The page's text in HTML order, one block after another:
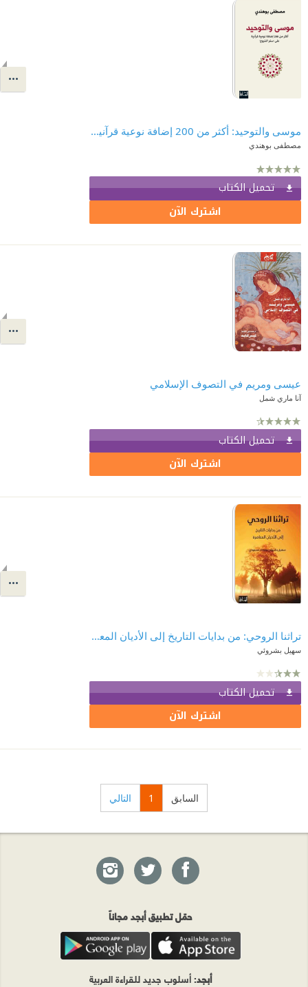
موسى والتوحيد: أكثر من 200 إضافة نوعية قرآنية على "سفر الخروج"
مصطفى بوهندي
تحميل الكتاب
اشترك الآن
عيسى ومريم في التصوف الإسلامي
آنا ماري شمل
تحميل الكتاب
اشترك الآن
تراثنا الروحي: من بدايات التاريخ إلى الأديان المعاصرة
سهيل بشروئي
تحميل الكتاب
اشترك الآن
السابق 1 التالي
حمّل تطبيق أبجد مجاناً
أبجد: أسلوب جديد للقراءة العربية